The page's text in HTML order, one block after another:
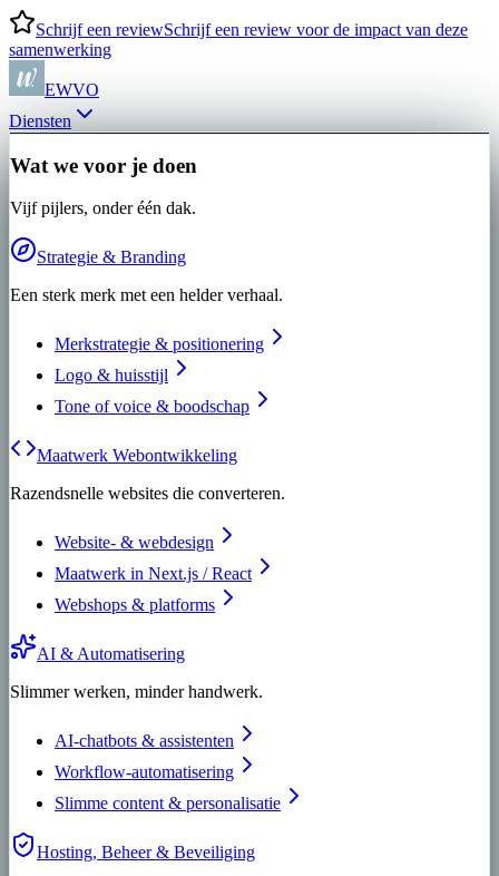
Schrijf een reviewSchrijf een review voor de impact van deze
samenwerking
EWVO
Diensten
Wat we voor je doen
Vijf pijlers, onder één dak.
Strategie & Branding
Een sterk merk met een helder verhaal.
Merkstrategie & positionering
Logo & huisstijl
Tone of voice & boodschap
Maatwerk Webontwikkeling
Razendsnelle websites die converteren.
Website- & webdesign
Maatwerk in Next.js / React
Webshops & platforms
AI & Automatisering
Slimmer werken, minder handwerk.
AI-chatbots & assistenten
Workflow-automatisering
Slimme content & personalisatie
Hosting, Beheer & Beveiliging